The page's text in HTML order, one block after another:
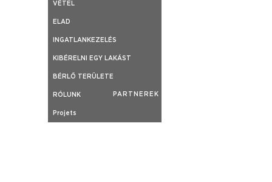
VÉTEL
ELAD
INGATLANKEZELÉS
KIBÉRELNI EGY LAKÁST
BÉRLŐ TERÜLETE
RÓLUNK
Projets
PARTNEREK